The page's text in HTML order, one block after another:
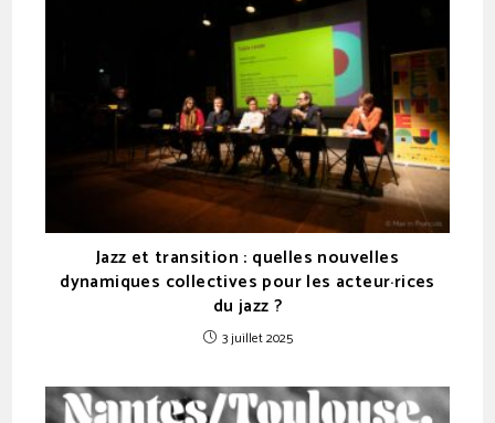
Jazz et transition : quelles nouvelles
dynamiques collectives pour les acteur·rices
du jazz ?
3 juillet 2025